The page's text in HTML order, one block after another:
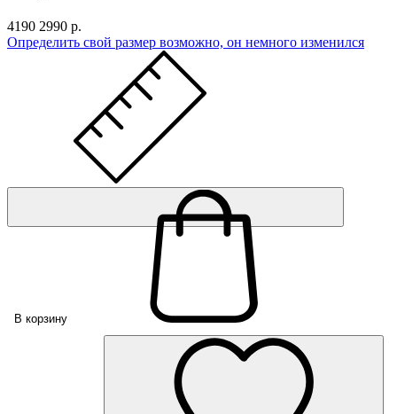
4190 2990 р.
Определить свой размер возможно, он немного изменился
В корзину